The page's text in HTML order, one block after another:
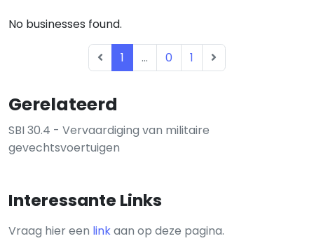
Gerelateerd
SBI 30.4 - Vervaardiging van militaire
gevechtsvoertuigen
Interessante Links
Vraag hier een linkaan op deze pagina.
No businesses found.
1 ... 0 1